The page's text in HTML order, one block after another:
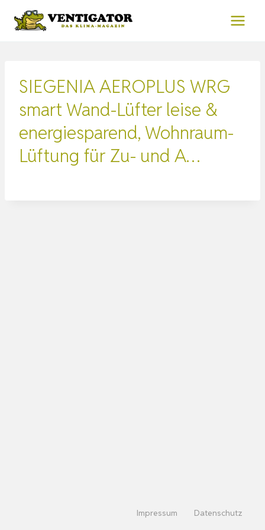
Inhalt
SIEGENIA AEROPLUS WRG
smart Wand-Lüfter leise &
energiesparend, Wohnraum-
Lüftung für Zu- und A…
Impressum Datenschutz